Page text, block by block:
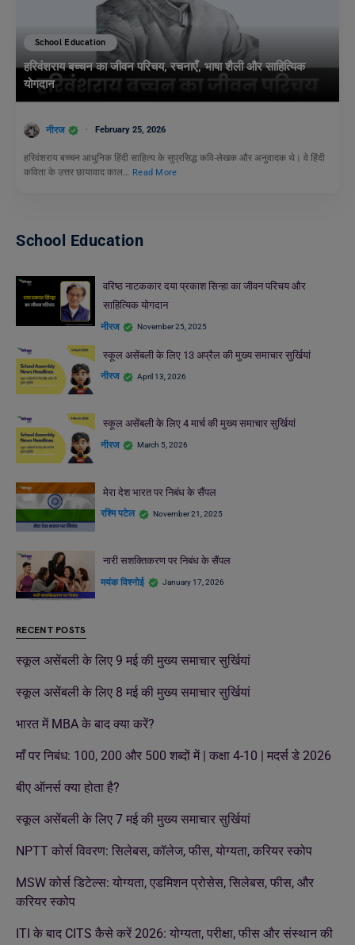
School Education
हरिवंशराय बच्चन का जीवन परिचय, रचनाएँ, भाषा शैली और साहित्यिक
योगदान
नीरज February 25, 2026
हरिवंशराय बच्चन आधुनिक हिंदी साहित्य के सुप्रसिद्ध कवि-लेखक और अनुवादक थे। वे हिंदी
कविता के उत्तर छायावाद काल… Read More
School Education
वरिष्ठ नाटककार दया प्रकाश सिन्हा का जीवन परिचय और
साहित्यिक योगदान
नीरज November 25, 2025
स्कूल असेंबली के लिए 13 अप्रैल की मुख्य समाचार सुर्खियां
नीरज April 13, 2026
स्कूल असेंबली के लिए 4 मार्च की मुख्य समाचार सुर्खियां
नीरज March 5, 2026
मेरा देश भारत पर निबंध के सैंपल
रश्मि पटेल November 21, 2025
नारी सशक्तिकरण पर निबंध के सैंपल
मयंक विश्नोई January 17, 2026
RECENT POSTS
स्कूल असेंबली के लिए 9 मई की मुख्य समाचार सुर्खियां
स्कूल असेंबली के लिए 8 मई की मुख्य समाचार सुर्खियां
भारत में MBA के बाद क्या करें?
माँ पर निबंध: 100, 200 और 500 शब्दों में | कक्षा 4-10 | मदर्स डे 2026
बीए ऑनर्स क्या होता है?
स्कूल असेंबली के लिए 7 मई की मुख्य समाचार सुर्खियां
NPTT कोर्स विवरण: सिलेबस, कॉलेज, फीस, योग्यता, करियर स्कोप
MSW कोर्स डिटेल्स: योग्यता, एडमिशन प्रोसेस, सिलेबस, फीस, और
करियर स्कोप
ITI के बाद CITS कैसे करें 2026: योग्यता, परीक्षा, फीस और संस्थान की